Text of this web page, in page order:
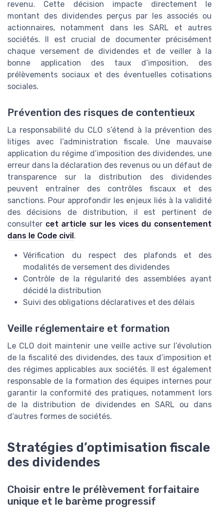
revenu. Cette décision impacte directement le
montant des dividendes perçus par les associés ou
actionnaires, notamment dans les SARL et autres
sociétés. Il est crucial de documenter précisément
chaque versement de dividendes et de veiller à la
bonne application des taux d’imposition, des
prélèvements sociaux et des éventuelles cotisations
sociales.
Prévention des risques de contentieux
La responsabilité du CLO s’étend à la prévention des
litiges avec l’administration fiscale. Une mauvaise
application du régime d’imposition des dividendes, une
erreur dans la déclaration des revenus ou un défaut de
transparence sur la distribution des dividendes
peuvent entraîner des contrôles fiscaux et des
sanctions. Pour approfondir les enjeux liés à la validité
des décisions de distribution, il est pertinent de
consulter cet article sur les vices du consentement
dans le Code civil .
Vérification du respect des plafonds et des
modalités de versement des dividendes
Contrôle de la régularité des assemblées ayant
décidé la distribution
Suivi des obligations déclaratives et des délais
Veille réglementaire et formation
Le CLO doit maintenir une veille active sur l’évolution
de la fiscalité des dividendes, des taux d’imposition et
des régimes applicables aux sociétés. Il est également
responsable de la formation des équipes internes pour
garantir la conformité des pratiques, notamment lors
de la distribution de dividendes en SARL ou dans
d’autres formes de sociétés.
Stratégies d’optimisation fiscale
des dividendes
Choisir entre le prélèvement forfaitaire
unique et le barème progressif